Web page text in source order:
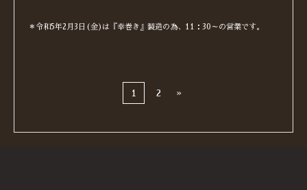
＊令和5年2月3日(金)は『幸巻き』製造の為、11：30～の営業です。
1 2 »